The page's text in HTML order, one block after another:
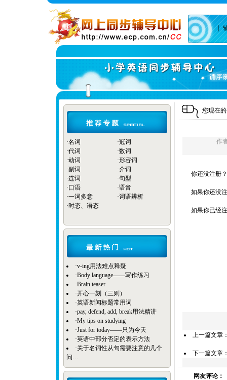
|
·名词 ·冠词
·代词 ·数词
·动词 ·形容词
·副词 ·介词
·连词 ·句型
·口语 ·语音
·一词多意 ·词语辨析
·时态、语态
·v-ing用法难点释疑
·Body language——写作练习
·Brain teaser
·开心一刻（三则）
·英语新闻标题常用词
·pay, defend, add, break用法精讲
·My tips on studying
·Just for today——只为今天
·英语中部分否定的表示方法
·关于名词性从句需要注意的几个
问…
您现在
作
你还没注册？
如果你还没
如果你已经
上一篇文章
下一篇文章
网友评论：